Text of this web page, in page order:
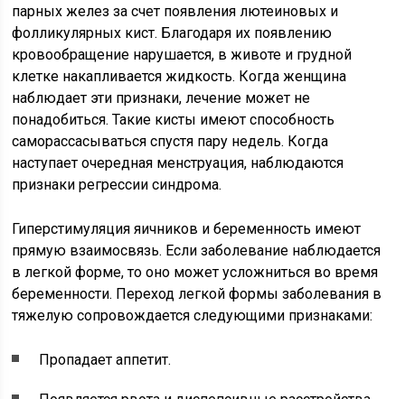
парных желез за счет появления лютеиновых и
фолликулярных кист. Благодаря их появлению
кровообращение нарушается, в животе и грудной
клетке накапливается жидкость. Когда женщина
наблюдает эти признаки, лечение может не
понадобиться. Такие кисты имеют способность
саморассасываться спустя пару недель. Когда
наступает очередная менструация, наблюдаются
признаки регрессии синдрома.
Гиперстимуляция яичников и беременность имеют
прямую взаимосвязь. Если заболевание наблюдается
в легкой форме, то оно может усложниться во время
беременности. Переход легкой формы заболевания в
тяжелую сопровождается следующими признаками:
Пропадает аппетит.